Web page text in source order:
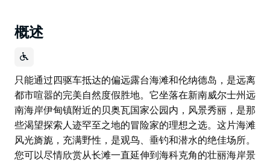
概述
只能通过四驱车抵达的偏远露台海滩和伦纳德岛，是远离
都市喧嚣的完美自然度假胜地。它坐落在新南威尔士州远
南海岸伊甸镇附近的贝奥瓦国家公园内，风景秀丽，是那
些渴望探索人迹罕至之地的冒险家的理想之选。这片海滩
风光旖旎，充满野性，是观鸟、垂钓和潜水的绝佳场所。
您可以尽情欣赏从长滩一直延伸到海科克角的壮丽海岸景